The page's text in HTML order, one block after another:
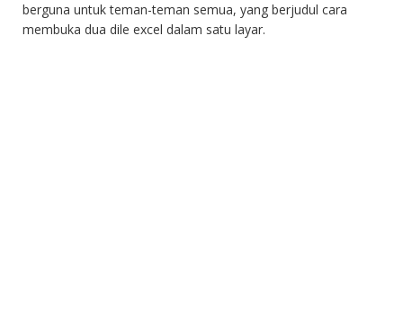
berguna untuk teman-teman semua, yang berjudul cara
membuka dua dile excel dalam satu layar.